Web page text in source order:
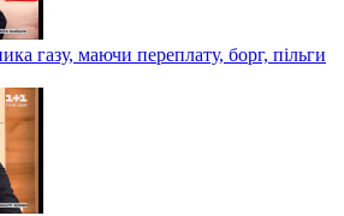
газу, маючи переплату, борг, пільги